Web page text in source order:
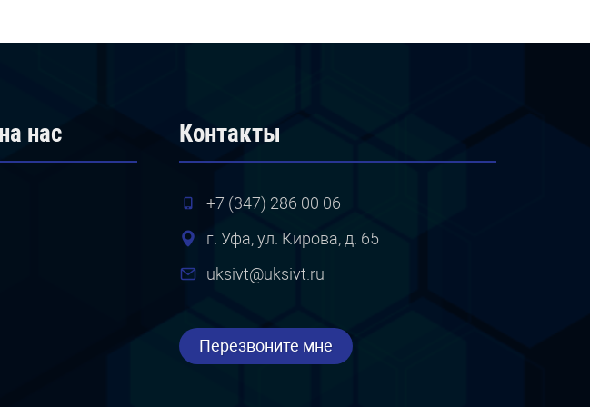
нас Контакты
+7 (347) 286 00 06
г. Уфа, ул. Кирова, д. 65
uksivt@uksivt.ru
Перезвоните мне